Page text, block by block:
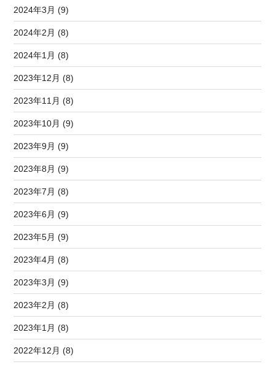
2024年3月 (9)
2024年2月 (8)
2024年1月 (8)
2023年12月 (8)
2023年11月 (8)
2023年10月 (9)
2023年9月 (9)
2023年8月 (9)
2023年7月 (8)
2023年6月 (9)
2023年5月 (9)
2023年4月 (8)
2023年3月 (9)
2023年2月 (8)
2023年1月 (8)
2022年12月 (8)